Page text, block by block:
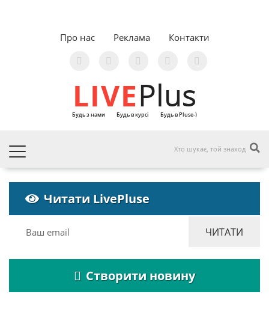
Про нас Реклама Контакти
LIVEPlus
Будь з нами Будь в курсі Будь в Pluse-)
Читати LivePluse
Створити новину